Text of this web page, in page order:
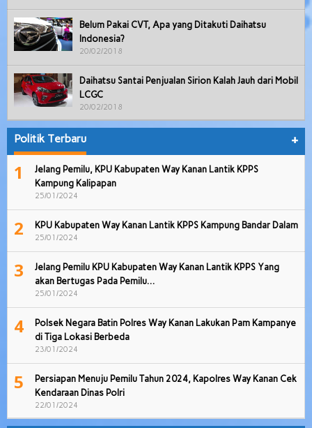
Belum Pakai CVT, Apa yang Ditakuti Daihatsu
Indonesia?
20/02/2018
Daihatsu Santai Penjualan Sirion Kalah Jauh dari Mobil
LCGC
20/02/2018
Politik Terbaru +
1
Jelang Pemilu, KPU Kabupaten Way Kanan Lantik KPPS
Kampung Kalipapan
25/01/2024
2 KPU Kabupaten Way Kanan Lantik KPPS Kampung Bandar Dalam
25/01/2024
3
Jelang Pemilu KPU Kabupaten Way Kanan Lantik KPPS Yang
akan Bertugas Pada Pemilu…
25/01/2024
4
Polsek Negara Batin Polres Way Kanan Lakukan Pam Kampanye
di Tiga Lokasi Berbeda
23/01/2024
5
Persiapan Menuju Pemilu Tahun 2024, Kapolres Way Kanan Cek
Kendaraan Dinas Polri
22/01/2024